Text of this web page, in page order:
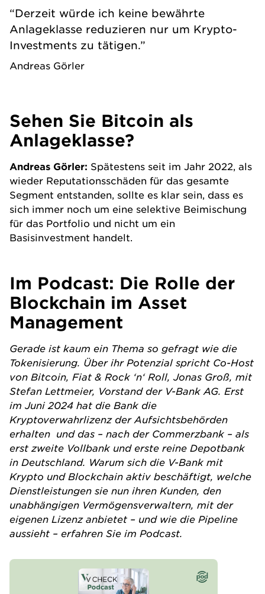
“Derzeit würde ich keine bewährte
Anlageklasse reduzieren nur um Krypto-
Investments zu tätigen.”
Andreas Görler
Sehen Sie Bitcoin als
Anlageklasse?
Andreas Görler: Spätestens seit im Jahr 2022, als
wieder Reputationsschäden für das gesamte
Segment entstanden, sollte es klar sein, dass es
sich immer noch um eine selektive Beimischung
für das Portfolio und nicht um ein
Basisinvestment handelt.
Im Podcast: Die Rolle der
Blockchain im Asset
Management
Gerade ist kaum ein Thema so gefragt wie die
Tokenisierung. Über ihr Potenzial spricht Co-Host
von Bitcoin, Fiat & Rock ‘n‘ Roll, Jonas Groß, mit
Stefan Lettmeier, Vorstand der V-Bank AG. Erst
im Juni 2024 hat die Bank die
Kryptoverwahrlizenz der Aufsichtsbehörden
erhalten und das – nach der Commerzbank – als
erst zweite Vollbank und erste reine Depotbank
in Deutschland. Warum sich die V-Bank mit
Krypto und Blockchain aktiv beschäftigt, welche
Dienstleistungen sie nun ihren Kunden, den
unabhängigen Vermögensverwaltern, mit der
eigenen Lizenz anbietet – und wie die Pipeline
aussieht – erfahren Sie im Podcast.